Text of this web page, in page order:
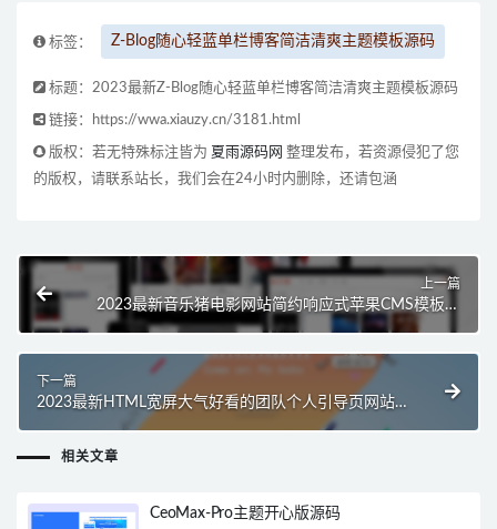
标签： Z-Blog随心轻蓝单栏博客简洁清爽主题模板源码
标题：2023最新Z-Blog随心轻蓝单栏博客简洁清爽主题模板源码
链接：https://wwa.xiauzy.cn/3181.html
版权：若无特殊标注皆为 夏雨源码网 整理发布，若资源侵犯了您
的版权，请联系站长，我们会在24小时内删除，还请包涵
上一篇
2023最新音乐猪电影网站简约响应式苹果CMS模板源
下一篇
2023最新HTML宽屏大气好看的团队个人引导页网站
相关文章
CeoMax-Pro主题开心版源码